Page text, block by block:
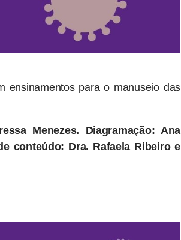
ensinamentos para o manuseio das
Menezes. Diagramação: Ana
conteúdo: Dra. Rafaela Ribeiro e